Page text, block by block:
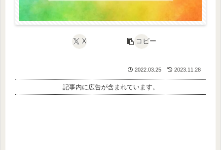
X コピー
2022.03.25 2023.11.28
記事内に広告が含まれています。